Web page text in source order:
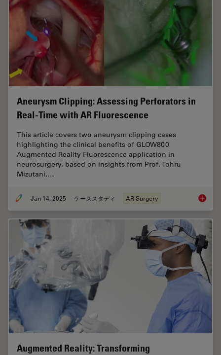
Aneurysm Clipping: Assessing Perforators in
Real-Time with AR Fluorescence
This article covers two aneurysm clipping cases
highlighting the clinical benefits of GLOW800
Augmented Reality Fluorescence application in
neurosurgery, based on insights from Prof. Tohru
Mizutani,…
Jan 14, 2025 ケーススタディ AR Surgery
Augmented Reality: Transforming